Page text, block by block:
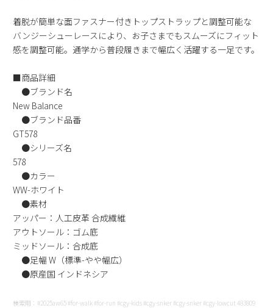
20
21 22 23 24 25
26
27
28 29 30
新規会員登録
会社概要
プライバシーポリシー
特定商取引法に基づく表示
お問い合わせ
着脱が簡単な面ファスナー付きトップストラップと調整可能な
バンジーシューレースにより、お子さまでもスムーズにフィット
感を調整可能。通学から普段履きまで幅広く活躍する一足です。
■商品詳細
●ブランド名
New Balance
●ブランド品番
GT578
●シリーズ名
578
●カラー
WW-ホワイト
●素材
アッパー：人工皮革 合成繊維
アウトソール：ゴム底
ミッドソール：合成底
●足幅 W（標準-やや幅広）
●原産国 インドネシア
検索用：#2025aw65 #for-walk #for-run #cgy-kids #cgy-snker #cgy-snker #cgy-lowcut 483809